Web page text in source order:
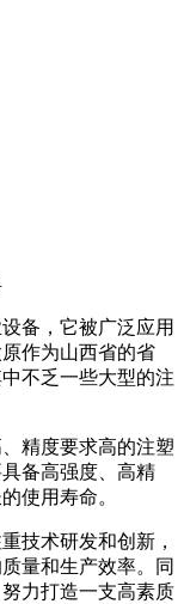
备，它被广泛应用
作为山西省的省
不乏一些大型的注
精度要求高的注塑
备高强度、高精
使用寿命。
技术研发和创新，
量和生产效率。同
力打造一支高素质